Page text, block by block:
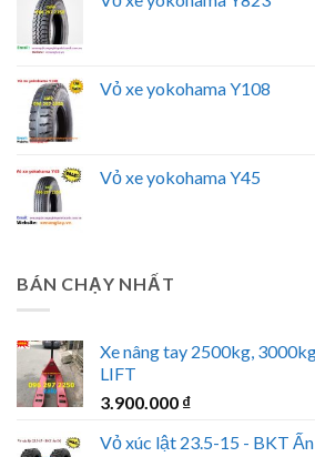
Vỏ xe yokohama Y108
Vỏ xe yokohama Y45
BÁN CHẠY NHẤT
Xe nâng tay 2500kg,
LIFT
3.900.000 ₫
Vỏ xúc lật 23.5-15 - BKT